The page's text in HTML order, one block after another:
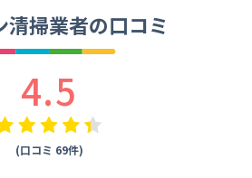
清掃業者の口コミ
4.5
(口コミ 69件)